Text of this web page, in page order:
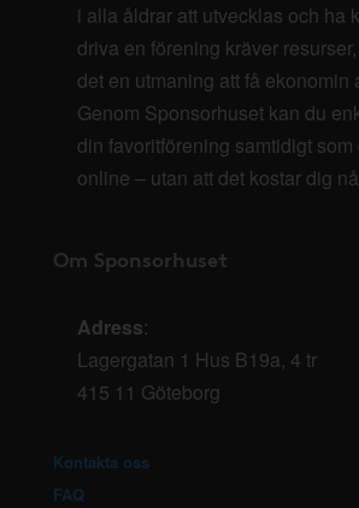
i alla åldrar att utvecklas och ha
driva en förening kräver
det en utmaning att få ekonomin
Genom Sponsorhuset kan du
din favoritförening samtidigt
online – utan att det kostar dig
Om Sponsorhuset
Adress:
Lagergatan 1 Hus B19a, 4 tr
415 11 Göteborg
Kontakta oss
FAQ